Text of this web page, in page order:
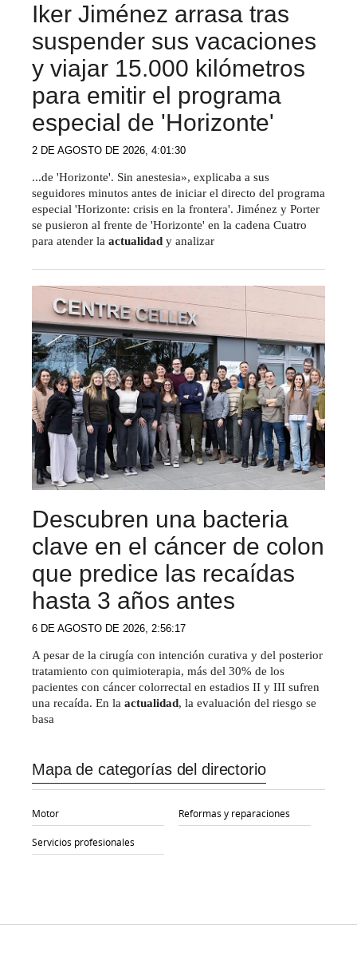
Iker Jiménez arrasa tras
suspender sus vacaciones
y viajar 15.000 kilómetros
para emitir el programa
especial de 'Horizonte'
2 DE AGOSTO DE 2026, 4:01:30
...de 'Horizonte'. Sin anestesia», explicaba a sus
seguidores minutos antes de iniciar el directo del programa
especial 'Horizonte: crisis en la frontera'. Jiménez y Porter
se pusieron al frente de 'Horizonte' en la cadena Cuatro
para atender la actualidad y analizar
Descubren una bacteria
clave en el cáncer de colon
que predice las recaídas
hasta 3 años antes
6 DE AGOSTO DE 2026, 2:56:17
A pesar de la cirugía con intención curativa y del posterior
tratamiento con quimioterapia, más del 30% de los
pacientes con cáncer colorrectal en estadios II y III sufren
una recaída. En la actualidad, la evaluación del riesgo se
basa
Mapa de categorías del directorio
Motor Reformas y reparaciones
Servicios profesionales